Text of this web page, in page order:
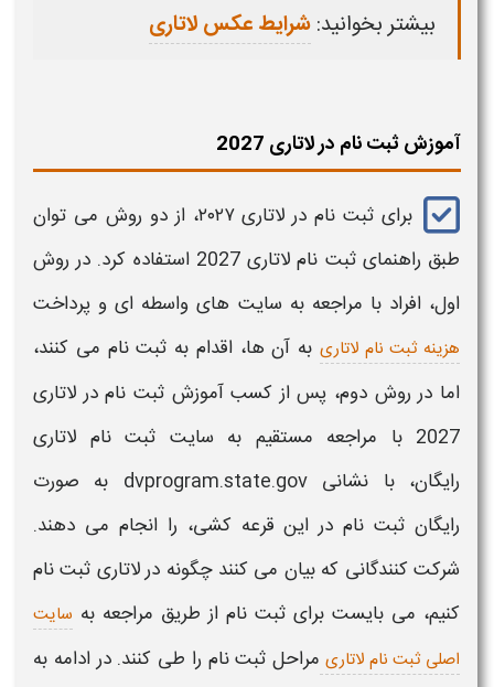
بیشتر بخوانید:شرایط عکس لاتاری
آموزش ثبت نام در لاتاری 2027
برایثبت نام در لاتاری ۲۰۲۷، از دو روش می توان
طبق راهنمای ثبت نام لاتاری 2027
استفاده کرد. در روش
اول، افراد با مراجعه به سایت های واسطه ای و پرداخت
هزینه ثبت نام لاتاری به آن ها، اقدام به ثبت نام می کنند،
اما در روش دوم، پس از کسبآموزش ثبت نام در لاتاری
2027 با مراجعه مستقیم به سایت ثبت نام لاتاری
رایگان،با نشانیdvprogram.state.gov به صورت
رایگان ثبت نامدر این قرعه کشی، را انجام می دهند.
شرکت کنندگانی که بیان می کنندچگونه در لاتاری ثبت نام
کنیم، می بایست برای ثبت نام از طریق مراجعه به سایت
اصلی ثبت نام لاتاری مراحل ثبت نام را طی کنند. در ادامه به